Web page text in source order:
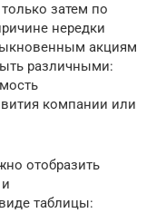
затем по
нередки
акциям
различными:
компании или
отобразить
таблицы: